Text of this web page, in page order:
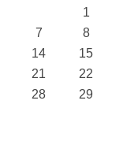
1
7
8
14
15
21
22
28
29